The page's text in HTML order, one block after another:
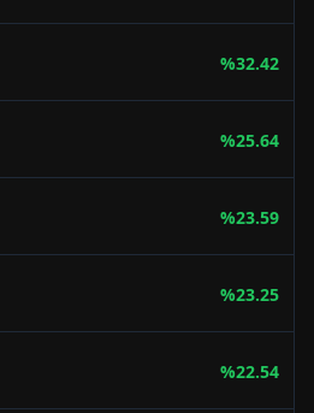
%32.42
%25.64
%23.59
%23.25
%22.54